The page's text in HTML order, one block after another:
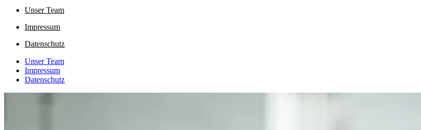
Unser Team
Impressum
Datenschutz
Unser Team
Impressum
Datenschutz